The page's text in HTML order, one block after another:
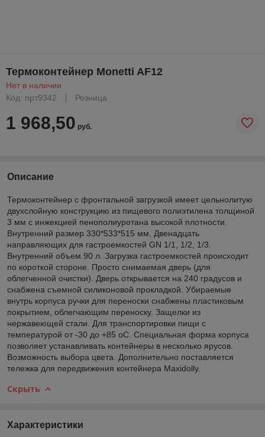
Термоконтейнер Monetti AF12
Нет в наличии
Код: прт9342
Розница
1 968,50 руб.
Описание
Термоконтейнер с фронтальной загрузкой имеет цельнолитую
двухслойную конструкцию из пищевого полиэтилена толщиной
3 мм с инжекцией пенополиуретана высокой плотности.
Внутренний размер 330*533*515 мм. Двенадцать
направляющих для гастроемкостей GN 1/1, 1/2, 1/3.
Внутренний объем 90 л. Загрузка гастроемкостей происходит
по короткой стороне. Просто снимаемая дверь (для
облегченной очистки). Дверь открывается на 240 градусов и
снабжена съемной силиконовой прокладкой. Убираемые
внутрь корпуса ручки для переноски снабжены пластиковым
покрытием, облегчающим переноску. Защелки из
нержавеющей стали. Для транспортировки пищи с
температурой от -30 до +85 оС. Специальная форма корпуса
позволяет устанавливать контейнеры в несколько ярусов.
Возможность выбора цвета. Дополнительно поставляется
тележка для передвижения контейнера Maxidolly.
Скрыть
Характеристики